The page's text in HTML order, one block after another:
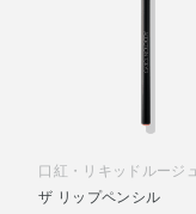
口紅・リキッドルージ
ザ リップペンシル